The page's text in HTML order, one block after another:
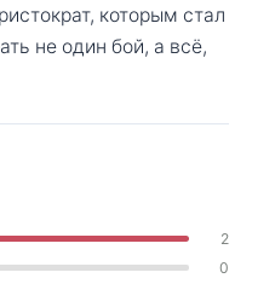
которым стал
не один бой, а всё,
2
0